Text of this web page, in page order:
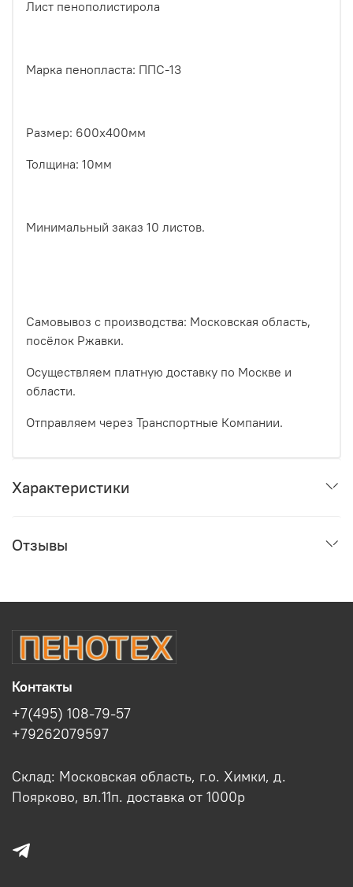
Лист пенополистирола
Марка пенопласта: ППС-13
Размер: 600х400мм
Толщина: 10мм
Минимальный заказ 10 листов.
Самовывоз с производства: Московская область,
посёлок Ржавки.
Осуществляем платную доставку по Москве и
области.
Отправляем через Транспортные Компании.
Характеристики
Отзывы
Контакты
+7(495) 108-79-57
+79262079597
Склад: Московская область, г.о. Химки, д.
Поярково, вл.11п. доставка от 1000р